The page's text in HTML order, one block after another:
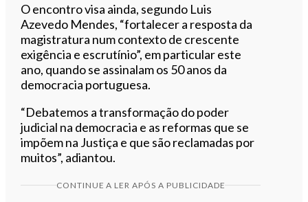
O encontro visa ainda, segundo Luis
Azevedo Mendes, “fortalecer a resposta da
magistratura num contexto de crescente
exigência e escrutínio”, em particular este
ano, quando se assinalam os 50 anos da
democracia portuguesa.
“Debatemos a transformação do poder
judicial na democracia e as reformas que se
impõem na Justiça e que são reclamadas por
muitos”, adiantou.
CONTINUE A LER APÓS A PUBLICIDADE